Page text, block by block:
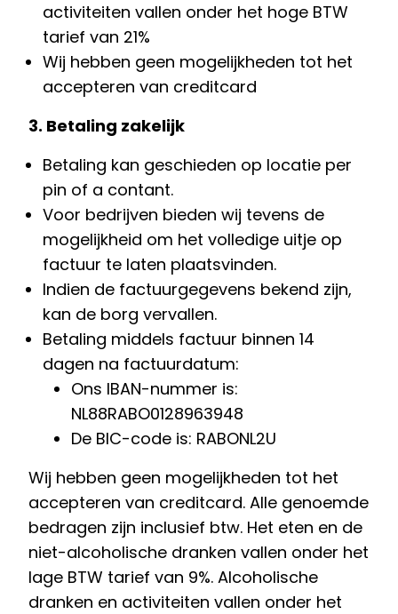
activiteiten vallen onder het hoge BTW
tarief van 21%
Wij hebben geen mogelijkheden tot het
accepteren van creditcard
3. Betaling zakelijk
Betaling kan geschieden op locatie per
pin of a contant.
Voor bedrijven bieden wij tevens de
mogelijkheid om het volledige uitje op
factuur te laten plaatsvinden.
Indien de factuurgegevens bekend zijn,
kan de borg vervallen.
Betaling middels factuur binnen 14
dagen na factuurdatum:
Ons IBAN-nummer is:
NL88RABO0128963948
De BIC-code is: RABONL2U
Wij hebben geen mogelijkheden tot het
accepteren van creditcard. Alle genoemde
bedragen zijn inclusief btw. Het eten en de
niet-alcoholische dranken vallen onder het
lage BTW tarief van 9%. Alcoholische
dranken en activiteiten vallen onder het